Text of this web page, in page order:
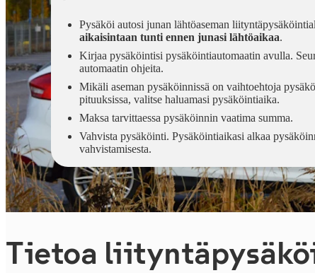
Pysäköi autosi junan lähtöaseman
aikaisintaan tunti ennen junasi lähtöaikaa.
Kirjaa pysäköintisi pysäköintiautomaatin avulla.
automaatin ohjeita.
Mikäli aseman pysäköinnissä on vaihtoehtoja
pituuksissa, valitse haluamasi pysäköintiaika.
Maksa tarvittaessa pysäköinnin vaatima summa.
Vahvista pysäköinti. Pysäköintiaikasi alkaa
vahvistamisesta.
Tietoa